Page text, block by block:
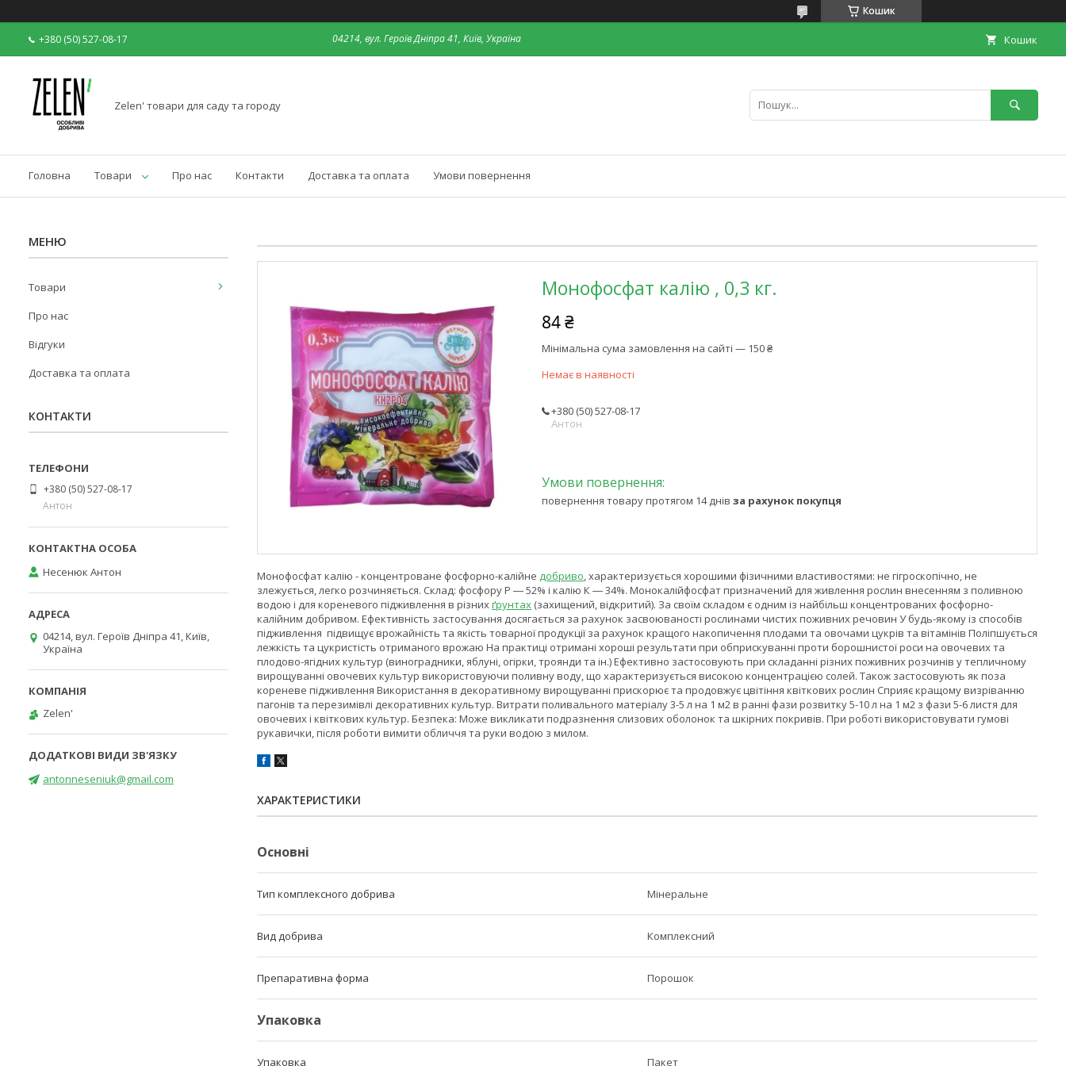
Кошик
+380 (50) 527-08-17 04214, вул. Героїв Дніпра 41, Київ, Україна Кошик
Zelen' товари для саду та городу
Головна Товари Про нас Контакти Доставка та оплата Умови повернення
Монофосфат калію , 0,3 кг.
84 ₴
Мінімальна сума замовлення на сайті — 150 ₴
Немає в наявності
+380 (50) 527-08-17
Антон
повернення товару протягом 14 днів за рахунок покупця
Монофосфат калію - концентроване фосфорно-калійне добриво, характеризується хорошими фізичними властивостями: не гігроскопічно, не
злежується, легко розчиняється. Склад: фосфору Р ― 52% і калію К ― 34%. Монокалійфосфат призначений для живлення рослин внесенням з поливною
водою і для кореневого підживлення в різнихґрунтах (захищений, відкритий). За своїм складом є одним із найбільш концентрованих фосфорно-
калійним добривом. Ефективність застосування досягається за рахунок засвоюваності рослинами чистих поживних речовин У будь-якому із способів
підживлення підвищує врожайність та якість товарної продукції за рахунок кращого накопичення плодами та овочами цукрів та вітамінів Поліпшується
лежкість та цукристість отриманого врожаю На практиці отримані хороші результати при обприскуванні проти борошнистої роси на овочевих та
плодово-ягідних культур (виноградники, яблуні, огірки, троянди та ін.) Ефективно застосовують при складанні різних поживних розчинів у тепличному
вирощуванні овочевих культур використовуючи поливну воду, що характеризується високою концентрацією солей. Також застосовують як поза
кореневе підживлення Використання в декоративному вирощуванні прискорює та продовжує цвітіння квіткових рослин Сприяє кращому визріванню
пагонів та перезимівлі декоративних культур. Витрати поливального матеріалу 3-5 л на 1 м2 в ранні фази розвитку 5-10 л на 1 м2 з фази 5-6 листя для
овочевих і квіткових культур. Безпека: Може викликати подразнення слизових оболонок та шкірних покривів. При роботі використовувати гумові
рукавички, після роботи вимити обличчя та руки водою з милом.
ХАРАКТЕРИСТИКИ
Основні
Тип комплексного добрива Мінеральне
Вид добрива Комплексний
Препаративна форма Порошок
Упаковка
Упаковка Пакет
Товари
Про нас
Відгуки
Доставка та оплата
КОНТАКТИ
+380 (50) 527-08-17
Антон
Несенюк Антон
04214, вул. Героїв Дніпра 41, Київ,
Україна
Zelen'
antonneseniuk@gmail.com